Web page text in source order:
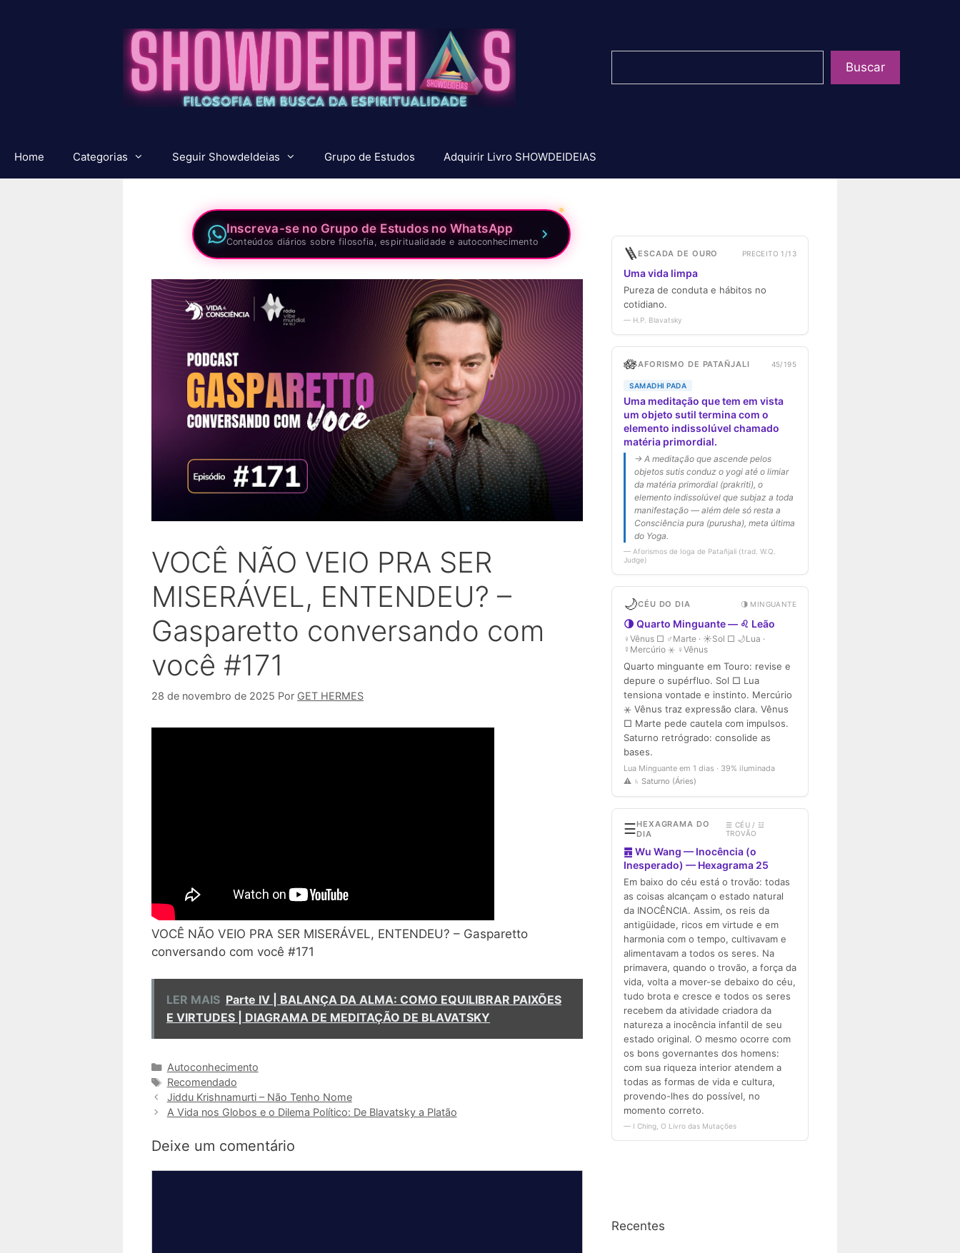
Buscar
Home Categorias Seguir ShowdeIdeias Grupo de Estudos Adquirir Livro SHOWDEIDEIAS
Inscreva-se no Grupo de Estudos no WhatsApp
Conteúdos diários sobre filosofia, espiritualidade e autoconhecimento
VOCÊ NÃO VEIO PRA SER
MISERÁVEL, ENTENDEU? –
Gasparetto conversando com
você #171
28 de novembro de 2025 Por GET HERMES
VOCÊ NÃO VEIO PRA SER MISERÁVEL, ENTENDEU? – Gasparetto
conversando com você #171
LER MAIS Parte IV | BALANÇA DA ALMA: COMO EQUILIBRAR PAIXÕES
E VIRTUDES | DIAGRAMA DE MEDITAÇÃO DE BLAVATSKY
Categorias
Autoconhecimento
Tags
Recomendado
Jiddu Krishnamurti – Não Tenho Nome
A Vida nos Globos e o Dilema Político: De Blavatsky a Platão
Deixe um comentário
Recentes